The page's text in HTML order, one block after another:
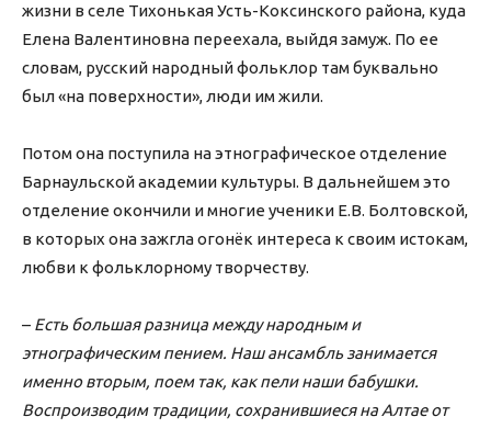
жизни в селе Тихонькая Усть-Коксинского района, куда
Елена Валентиновна переехала, выйдя замуж. По ее
словам, русский народный фольклор там буквально
был «на поверхности», люди им жили.
Потом она поступила на этнографическое отделение
Барнаульской академии культуры. В дальнейшем это
отделение окончили и многие ученики Е.В. Болтовской,
в которых она зажгла огонёк интереса к своим истокам,
любви к фольклорному творчеству.
– Есть большая разница между народным и
этнографическим пением. Наш ансамбль занимается
именно вторым, поем так, как пели наши бабушки.
Воспроизводим традиции, сохранившиеся на Алтае от